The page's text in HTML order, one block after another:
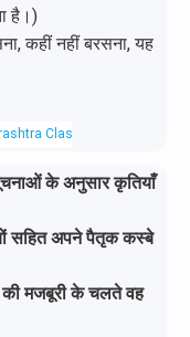
है।)
कहीं नहीं बरसना, यह
Class X Board
के अनुसार कृतियाँ
सहित अपने पैतृक कस्बे
मजबूरी के चलते वह